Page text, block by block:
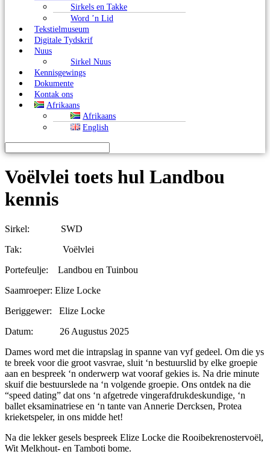
Sirkels en Takke
Word ’n Lid
Tekstielmuseum
Digitale Tydskrif
Nuus
Sirkel Nuus
Kennisgewings
Dokumente
Kontak ons
Afrikaans
Afrikaans
English
Voëlvlei toets hul Landbou
kennis
Sirkel: SWD
Tak: Voëlvlei
Portefeulje: Landbou en Tuinbou
Saamroeper: Elize Locke
Beriggewer: Elize Locke
Datum: 26 Augustus 2025
Dames word met die intrapslag in spanne van vyf gedeel. Om die ys
te breek voor die groot vasvrae, sluit ‘n bestuurslid by elke groepie
aan en bespreek ‘n onderwerp wat vooraf gekies is. Na drie minute
skuif die bestuurslede na ‘n volgende groepie. Ons ontdek na die
“speed dating” dat ons ‘n afgetrede vingerafdrukdeskundige, ‘n
ballet eksaminatriese en ‘n tante van Annerie Dercksen, Protea
krieketspeler, in ons midde het!
Na die lekker gesels bespreek Elize Locke die Rooibekrenostervoël,
Wit Melkhout- en Tamboti bome.